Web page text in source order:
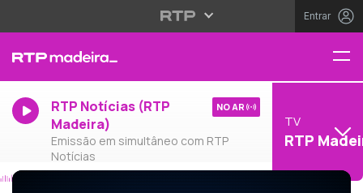
Entrar
RTP Notícias (RTP
Madeira)
Emissão em simultâneo com RTP
Notícias
NO AR
TV
RTP